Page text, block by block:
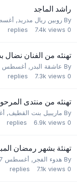
راشد الماجد
By روبين ريال مدريد, أغسطس
0
replies 7.4k views
تهنئه من الفنان نضال
By عاشقة البدر , أغسطس 21, 2009
0
replies 7.3k views
تهنئه من منتدى
By ماريبيل بنت القطيف,
0
replies 6.9k views
تهنئة بشهر رمضان
By هدوء الفجر , أغسطس 17, 2009
0
replies 7.1k views